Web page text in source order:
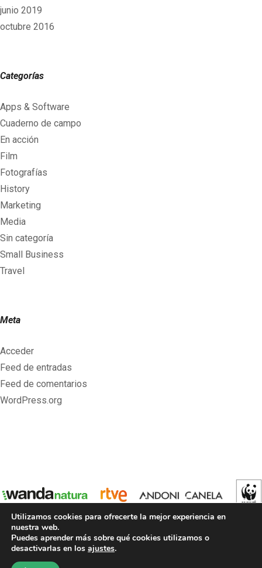
junio 2019
octubre 2016
Categorías
Apps & Software
Cuaderno de campo
En acción
Film
Fotografías
History
Marketing
Media
Sin categoría
Small Business
Travel
Meta
Acceder
Feed de entradas
Feed de comentarios
WordPress.org
Copyright © 2021 PANTERAS
Utilizamos cookies para ofrecerte la mejor experiencia en
nuestra web.
Puedes aprender más sobre qué cookies utilizamos o
desactivarlas en los ajustes.